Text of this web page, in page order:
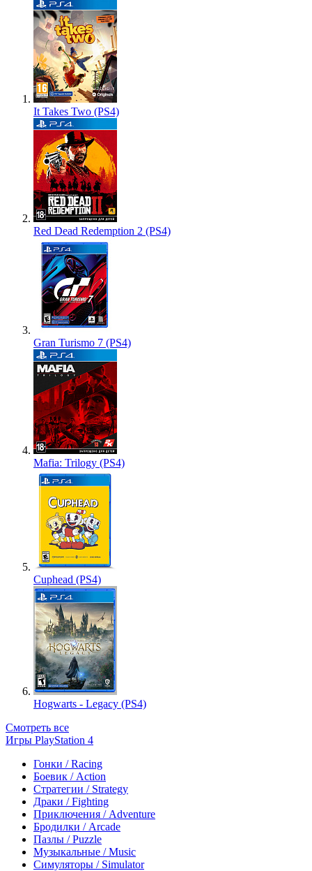
It Takes Two (PS4)
Red Dead Redemption 2 (PS4)
Gran Turismo 7 (PS4)
Mafia: Trilogy (PS4)
Cuphead (PS4)
Hogwarts - Legacy (PS4)
Смотреть все
Игры PlayStation 4
Гонки / Racing
Боевик / Action
Стратегии / Strategy
Драки / Fighting
Приключения / Adventure
Бродилки / Arcade
Пазлы / Puzzle
Музыкальные / Music
Симуляторы / Simulator